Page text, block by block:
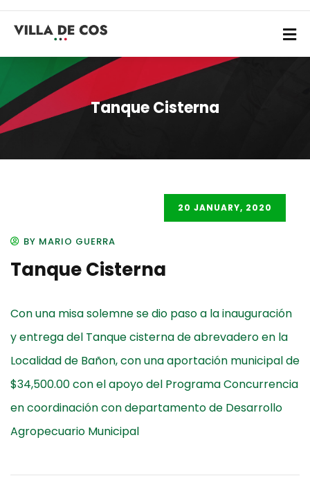
Tanque Cisterna
20 JANUARY, 2020
BY MARIO GUERRA
Tanque Cisterna
Con una misa solemne se dio paso a la inauguración
y entrega del Tanque cisterna de abrevadero en la
Localidad de Bañon, con una aportación municipal de
$34,500.00 con el apoyo del Programa Concurrencia
en coordinación con departamento de Desarrollo
Agropecuario Municipal